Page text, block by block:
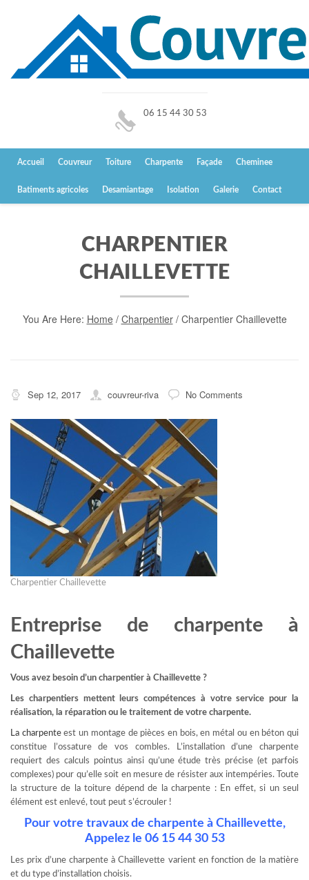
06 15 44 30 53
Accueil Couvreur Toiture Charpente Façade Cheminee
Batiments agricoles Desamiantage Isolation Galerie Contact
CHARPENTIER
CHAILLEVETTE
You Are Here: Home/ Charpentier/ Charpentier Chaillevette
Sep 12, 2017 couvreur-riva No Comments
Charpentier Chaillevette
Entreprise de charpente à
Chaillevette
Vous avez besoin d’un charpentier à Chaillevette ?
Les charpentiers mettent leurs compétences à votre service pour la
réalisation, la réparation ou le traitement de votre charpente.
La charpenteest un montage de pièces en bois, en métal ou en béton qui
constitue l’ossature de vos combles. L’installation d’une charpente
requiert des calculs pointus ainsi qu’une étude très précise (et parfois
complexes) pour qu’elle soit en mesure de résister aux intempéries. Toute
la structure de la toiture dépend de la charpente : En effet, si un seul
élément est enlevé, tout peut s’écrouler !
Pour votre travaux de charpente à Chaillevette,
Appelez le 06 15 44 30 53
Les prix d’une charpente à Chaillevette varient en fonction de la matière
et du type d’installation choisis.